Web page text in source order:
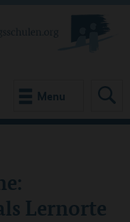
Menu
Lernorte